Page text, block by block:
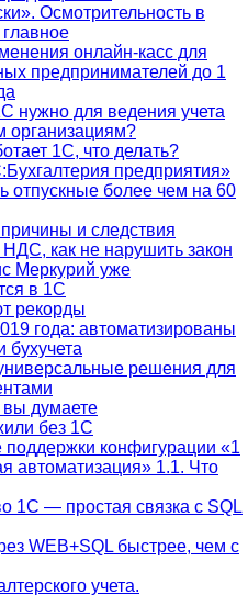
Осмотрительность в
главное
онлайн-касс для
предпринимателей до 1
нужно для ведения учета
организациям?
1С, что делать?
предприятия»
отпускные более чем на 60
и следствия
НДС, как не нарушить закон
Меркурий уже
в 1С
рекорды
года: автоматизированы
бухучета
решения для
вы думаете
без 1С
конфигурации «1
автоматизация» 1.1. Что
1С — простая связка с SQL
WEB+SQL быстрее, чем с
учета.